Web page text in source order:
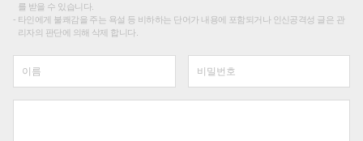
를 받을 수 있습니다.
타인에게 불쾌감을 주는 욕설 등 비하하는 단어가 내용에 포함되거나 인신공격성 글은 관
리자의 판단에 의해 삭제 합니다.